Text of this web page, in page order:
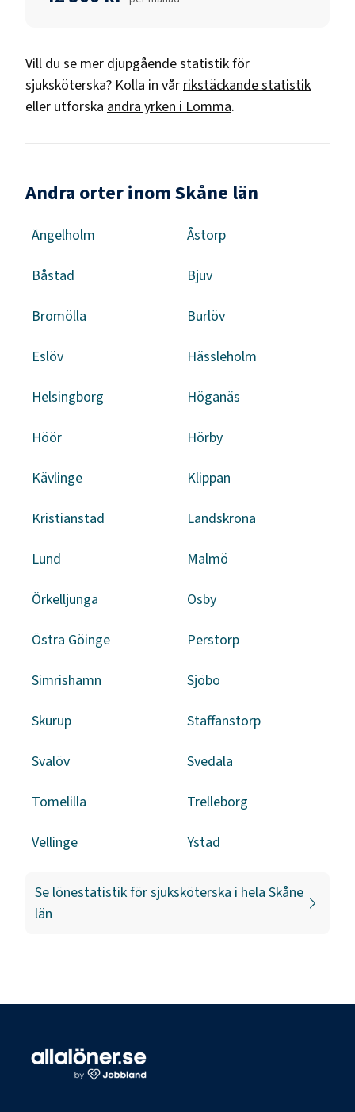
Vill du se mer djupgående statistik för
sjuksköterska? Kolla in vår rikstäckande statistik
eller utforska andra yrken i Lomma.
Andra orter inom Skåne län
Ängelholm Åstorp
Båstad Bjuv
Bromölla Burlöv
Eslöv Hässleholm
Helsingborg Höganäs
Höör Hörby
Kävlinge Klippan
Kristianstad Landskrona
Lund Malmö
Örkelljunga Osby
Östra Göinge Perstorp
Simrishamn Sjöbo
Skurup Staffanstorp
Svalöv Svedala
Tomelilla Trelleborg
Vellinge Ystad
Se lönestatistik försjuksköterska i hela Skåne
län